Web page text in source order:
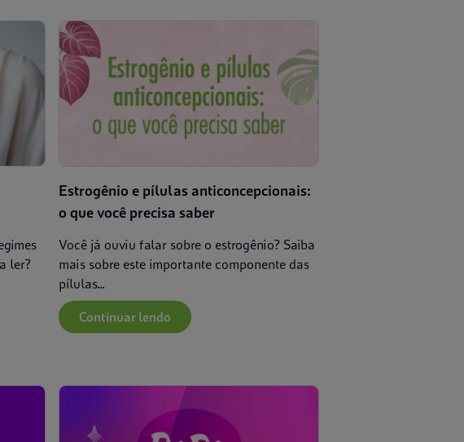
ler?
Estrogênio e pílulas anticoncepcionais:
o que você precisa saber
Você já ouviu falar sobre o estrogênio? Saiba
mais sobre este importante componente das
pílulas...
Continuar lendo